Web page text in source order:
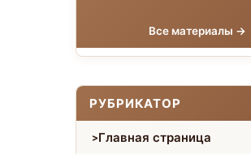
Все материалы →
РУБРИКАТОР
Главная страница